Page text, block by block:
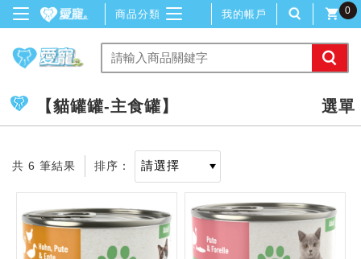
商品分類 我的帳戶 0
【貓罐罐-主食罐】
共 6 筆結果 排序：